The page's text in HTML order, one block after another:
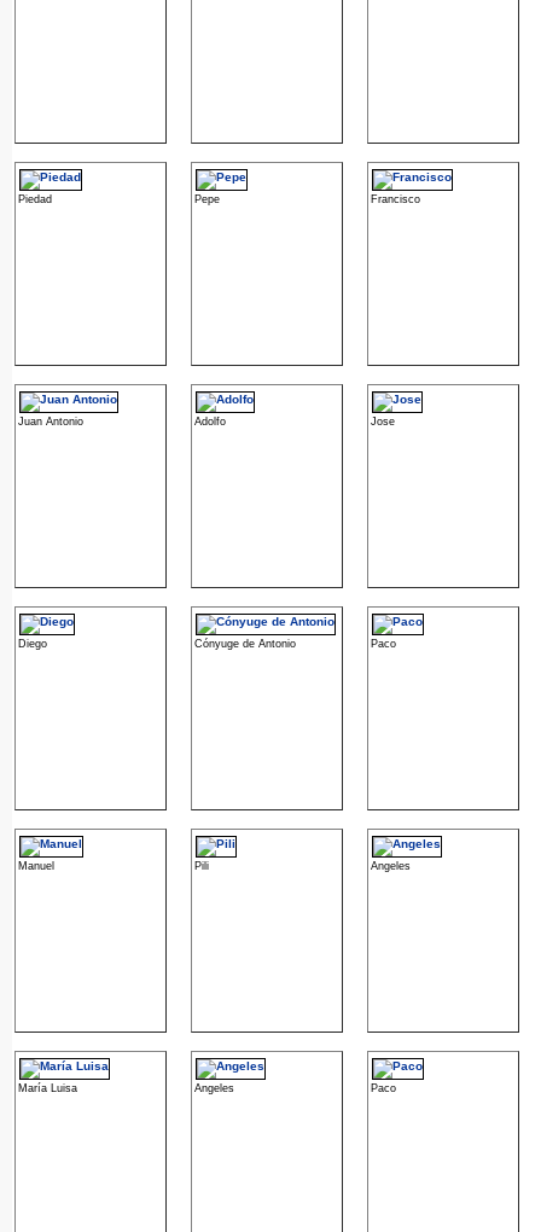
Piedad Pepe Francisco
Juan Antonio Adolfo Jose
Diego Cónyuge de Antonio Paco
Manuel Pili Angeles
María Luisa Angeles Paco